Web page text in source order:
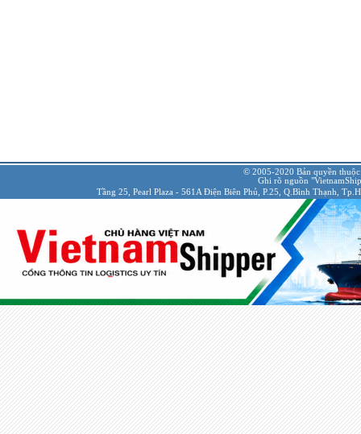
© 2005-2020 Bản quyền
Ghi rõ nguồn
Tầng 25, Pearl Plaza - 561A Điện Biên Phủ, P.25, Q.Bình Thạnh,